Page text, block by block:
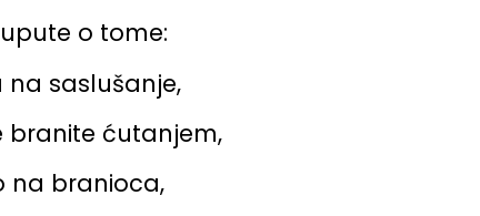
o tome:
na saslušanje,
branite ćutanjem,
na branioca,